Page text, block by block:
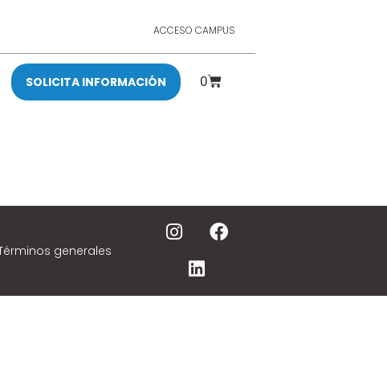
ACCESO CAMPUS
SOLICITA INFORMACIÓN 0
generales